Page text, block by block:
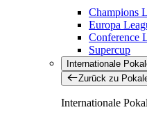
Champions
Europa
Conference
Supercup
Internationale
Zurück zu
Internationale